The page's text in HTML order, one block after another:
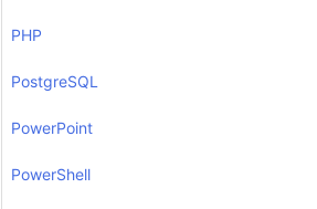
PHP
PostgreSQL
PowerPoint
PowerShell